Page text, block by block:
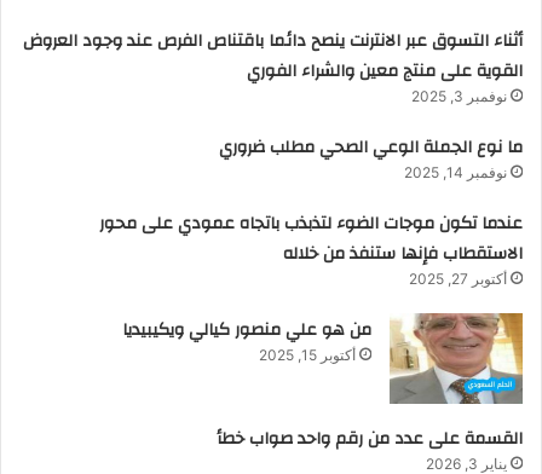
أثناء التسوق عبر الانترنت ينصح دائما باقتناص الفرص عند وجود العروض
القوية على منتج معين والشراء الفوري
نوفمبر 3, 2025
ما نوع الجملة الوعي الصحي مطلب ضروري
نوفمبر 14, 2025
عندما تكون موجات الضوء لتذبذب باتجاه عمودي على محور
الاستقطاب فإنها ستنفذ من خلاله
أكتوبر 27, 2025
من هو علي منصور كيالي ويكيبيديا
أكتوبر 15, 2025
القسمة على عدد من رقم واحد صواب خطأ
يناير 3, 2026